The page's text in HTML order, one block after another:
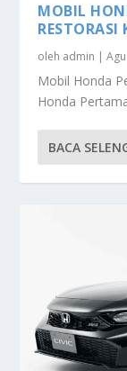
MOBIL
RESTORASI
oleh admin |
Mobil Honda
Honda
BACA